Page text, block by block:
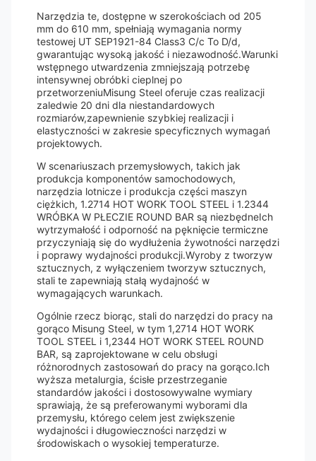
Narzędzia te, dostępne w szerokościach od 205
mm do 610 mm, spełniają wymagania normy
testowej UT SEP1921-84 Class3 C/c To D/d,
gwarantując wysoką jakość i niezawodność.Warunki
wstępnego utwardzenia zmniejszają potrzebę
intensywnej obróbki cieplnej po
przetworzeniuMisung Steel oferuje czas realizacji
zaledwie 20 dni dla niestandardowych
rozmiarów,zapewnienie szybkiej realizacji i
elastyczności w zakresie specyficznych wymagań
projektowych.
W scenariuszach przemysłowych, takich jak
produkcja komponentów samochodowych,
narzędzia lotnicze i produkcja części maszyn
ciężkich, 1.2714 HOT WORK TOOL STEEL i 1.2344
WRÓBKA W PŁECZIE ROUND BAR są niezbędneIch
wytrzymałość i odporność na pęknięcie termiczne
przyczyniają się do wydłużenia żywotności narzędzi
i poprawy wydajności produkcji.Wyroby z tworzyw
sztucznych, z wyłączeniem tworzyw sztucznych,
stali te zapewniają stałą wydajność w
wymagających warunkach.
Ogólnie rzecz biorąc, stali do narzędzi do pracy na
gorąco Misung Steel, w tym 1,2714 HOT WORK
TOOL STEEL i 1,2344 HOT WORK STEEL ROUND
BAR, są zaprojektowane w celu obsługi
różnorodnych zastosowań do pracy na gorąco.Ich
wyższa metalurgia, ścisłe przestrzeganie
standardów jakości i dostosowywalne wymiary
sprawiają, że są preferowanymi wyborami dla
przemysłu, którego celem jest zwiększenie
wydajności i długowieczności narzędzi w
środowiskach o wysokiej temperaturze.